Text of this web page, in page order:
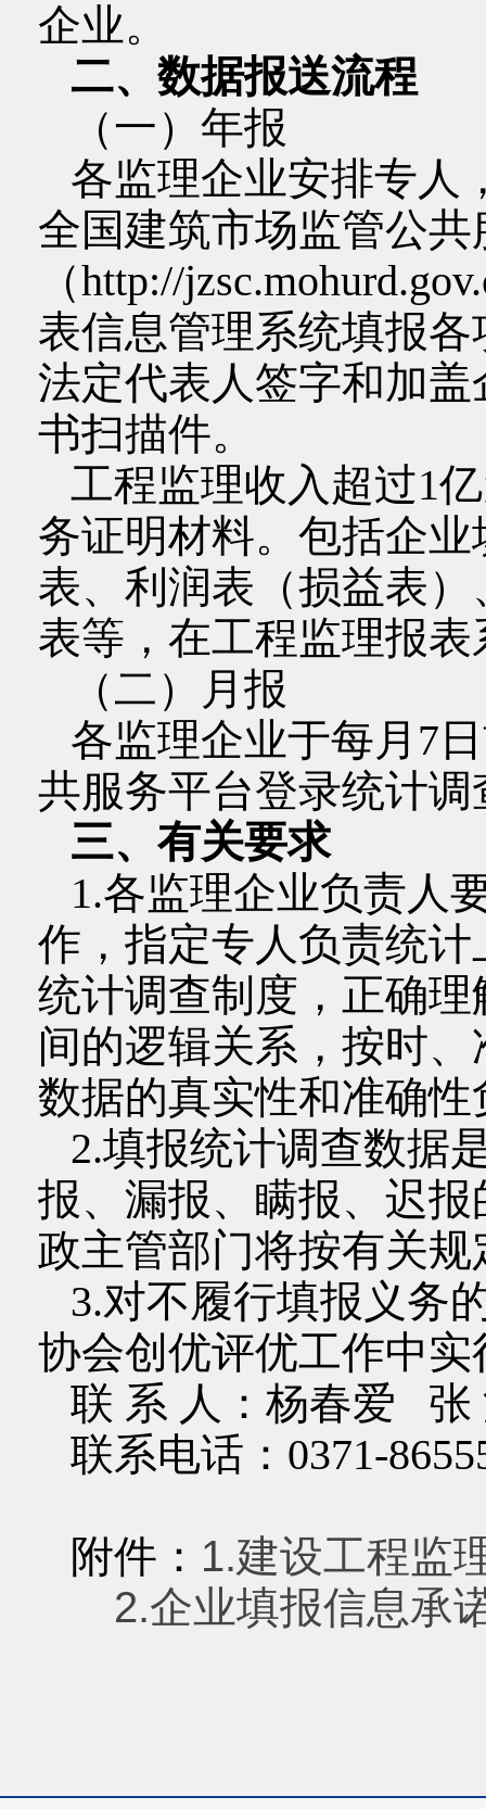
企业。
二、数据报送流程
（一）年报
各监理企业安排专人
全国建筑市场监管公共
（http://
表信息管理系统填报
法定代表人签字和加
书扫描件。
工程监理收入超过1
务证明材料。包括企
表、利润表（损益表
表等，在工程监理报
（二）月报
各监理企业于每月7
共服务平台登录统计
三、有关要求
1.各监理企业负责人
作，指定专人负责统
统计调查制度，正确
间的逻辑关系，按时
数据的真实性和准确性
2.填报统计调查数据
报、漏报、瞒报、迟
政主管部门将按有关
3.对不履行填报义务
协会创优评优工作中
联 系 人：杨春爱 张
联系电话：0371-
附件： 1.建设工程监
2.企业填报信息承